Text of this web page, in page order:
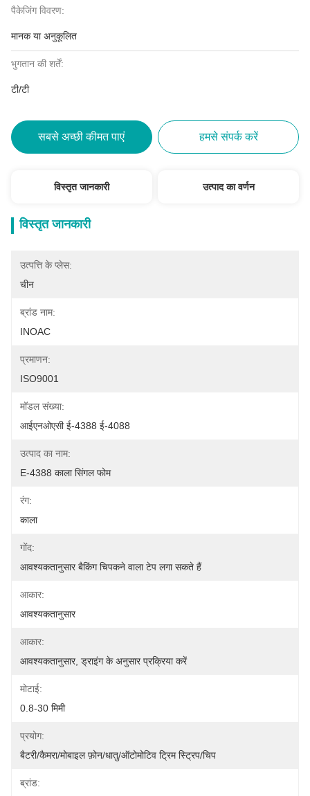
पैकेजिंग विवरण:
मानक या अनुकूलित
भुगतान की शर्तें:
टी/टी
सबसे अच्छी कीमत पाएं हमसे संपर्क करें
विस्तृत जानकारी उत्पाद का वर्णन
विस्तृत जानकारी
उत्पत्ति के प्लेस:
चीन
ब्रांड नाम:
INOAC
प्रमाणन:
ISO9001
मॉडल संख्या:
आईएनओएसी ई-4388 ई-4088
उत्पाद का नाम:
E-4388 काला सिंगल फोम
रंग:
काला
गोंद:
आवश्यकतानुसार बैकिंग चिपकने वाला टेप लगा सकते हैं
आकार:
आवश्यकतानुसार
आकार:
आवश्यकतानुसार, ड्राइंग के अनुसार प्रक्रिया करें
मोटाई:
0.8-30 मिमी
प्रयोग:
बैटरी/कैमरा/मोबाइल फ़ोन/धातु/ऑटोमोटिव ट्रिम स्ट्रिप/चिप
ब्रांड: